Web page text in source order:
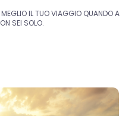
IL TUO VIAGGIO QUANDO A
SEI SOLO.